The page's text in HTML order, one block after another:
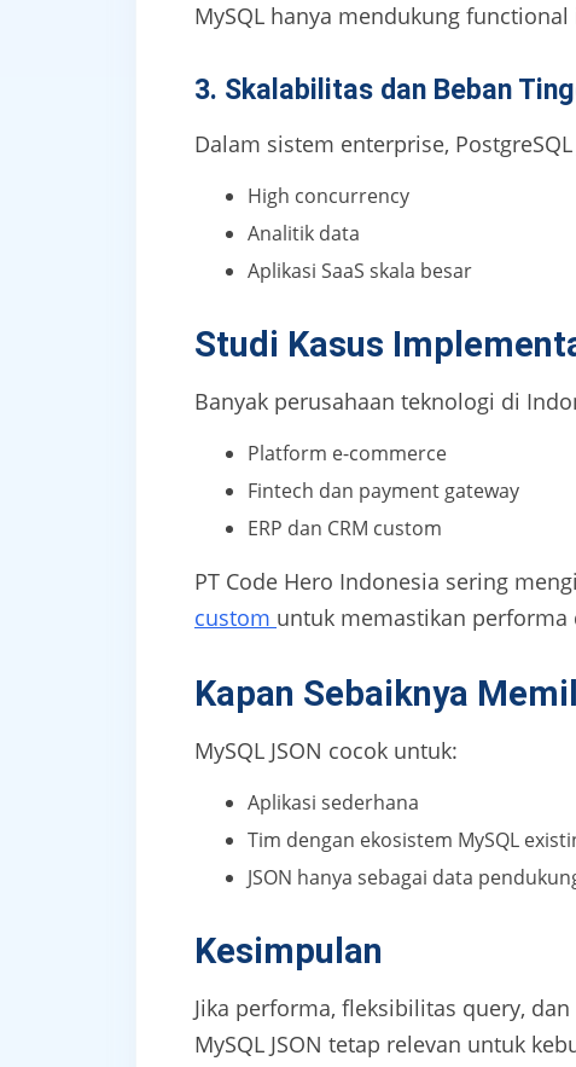
MySQL hanya mendukung
3. Skalabilitas dan Beban
Dalam sistem enterprise,
High concurrency
Analitik data
Aplikasi SaaS skala besar
Studi Kasus
Banyak perusahaan teknologi di
Platform e-commerce
Fintech dan payment gateway
ERP dan CRM custom
PT Code Hero Indonesia sering
custom untuk memastikan performa
Kapan Sebaiknya
MySQL JSON cocok untuk:
Aplikasi sederhana
Tim dengan ekosistem MySQL
JSON hanya sebagai data
Kesimpulan
Jika performa, fleksibilitas query,
MySQL JSON tetap relevan untuk